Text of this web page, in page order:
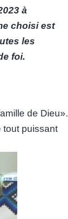
à
choisi est
les
foi.
de Dieu».
tout puissant